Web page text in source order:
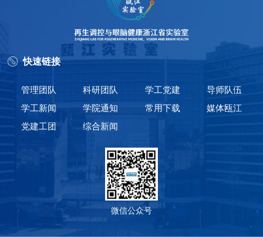
快速链接
管理团队 科研团队 学工党建
导师队伍
学工新闻
学院通知 常用下载
媒体瓯江
党建工团
综合新闻
微信公众号